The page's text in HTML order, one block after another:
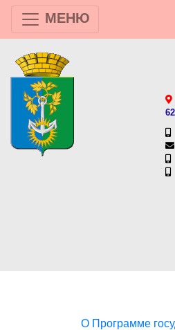
МЕНЮ
О Программе